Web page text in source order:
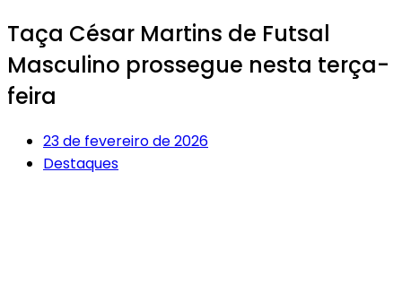
Taça César Martins de Futsal
Masculino prossegue nesta terça-
feira
23 de fevereiro de 2026
Destaques